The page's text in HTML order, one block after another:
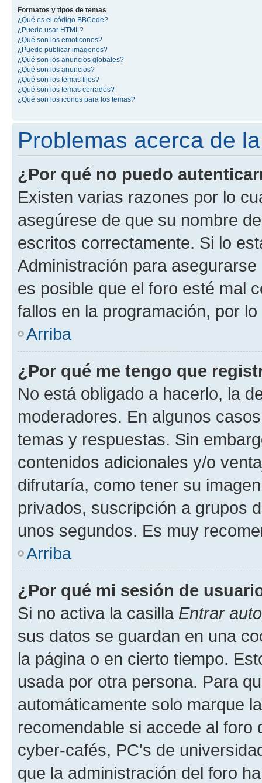
Formatos y tipos de temas
¿Qué es el código BBCode?
¿Puedo usar HTML?
¿Qué son los emoticonos?
¿Puedo publicar imagenes?
¿Qué son los anuncios globales?
¿Qué son los anuncios?
¿Qué son los temas fijos?
¿Qué son los temas cerrados?
¿Qué son los iconos para los temas?
Problemas acerca de
¿Por qué no puedo
Existen varias razones por lo
asegúrese de que su nombre
escritos correctamente. Si lo
Administración para
es posible que el foro esté mal
fallos en la programación, por
Arriba
¿Por qué me tengo que
No está obligado a hacerlo, la
moderadores. En algunos
temas y respuestas. Sin
contenidos adicionales y/o
difrutaría, como tener su
privados, suscripción a grupos
unos segundos. Es muy
Arriba
¿Por qué mi sesión de
Si no activa la casilla Entrar
sus datos se guardan en una
la página o en cierto tiempo.
usada por otra persona. Para
automáticamente solo marque
recomendable si accede al foro
cyber-cafés, PC's de
que la administración del foro